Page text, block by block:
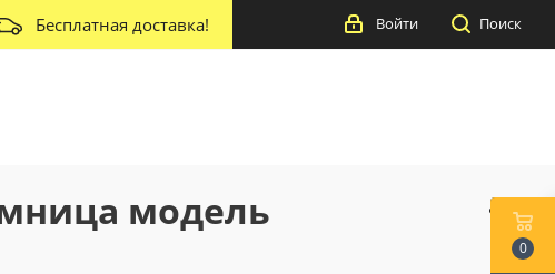
Бесплатная доставка! Поиск
Войти
модель
0